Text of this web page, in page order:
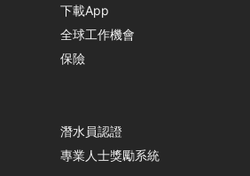
下載App
全球工作機會
保險
潛水員認證
專業人士獎勵系統